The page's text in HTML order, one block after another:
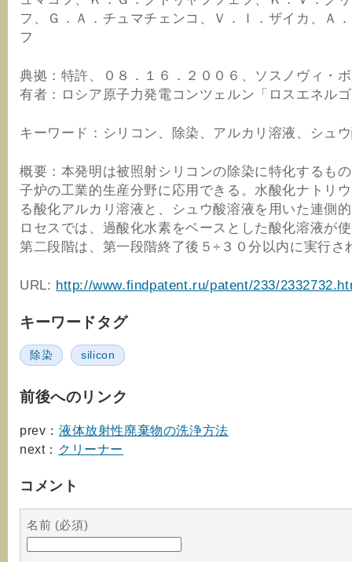
フ、Ｇ．Ａ．チュマチェンコ、Ｖ．Ｉ．ザイカ、Ａ
フ
典拠：特許、０８．１６．２００６、ソスノヴィ・
有者：ロシア原子力発電コンツェルン「ロスエネル
キーワード：シリコン、除染、アルカリ溶液、シュ
概要：本発明は被照射シリコンの除染に特化するも
子炉の工業的生産分野に応用できる。水酸化ナトリ
る酸化アルカリ溶液と、シュウ酸溶液を用いた連側
ロセスでは、過酸化水素をベースとした酸化溶液が
第二段階は、第一段階終了後５÷３０分以内に実行さ
URL: http://www.findpatent.ru/patent/233/
キーワードタグ
除染 silicon
前後へのリンク
prev： 液体放射性廃棄物の洗浄方法
next： クリーナー
コメント
名前 (必須)